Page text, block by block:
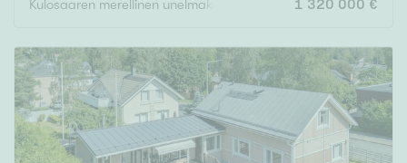
Kulosaaren merellinen unelmakoti | Oma uima-allas | Hissi |
1 320 000 €